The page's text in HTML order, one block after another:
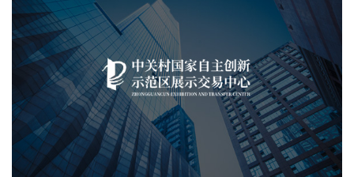
中关村国家自主展示中心
文化艺术 展示中心 智慧展馆 展馆网站建设